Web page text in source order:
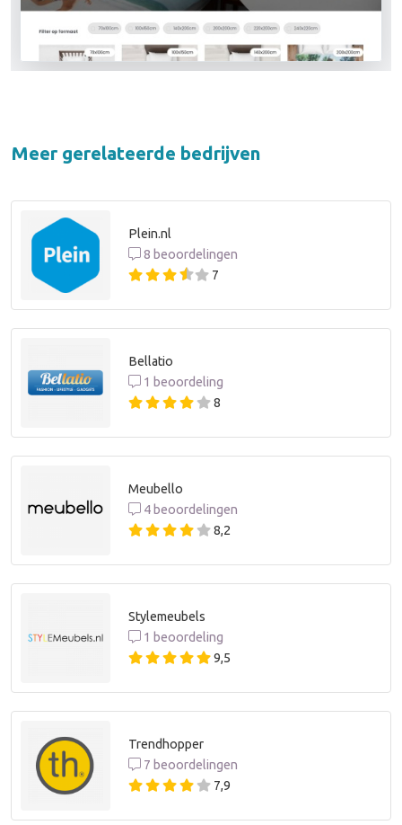
Meer gerelateerde bedrijven
Plein.nl
8 beoordelingen
7
Bellatio
1 beoordeling
8
Meubello
4 beoordelingen
8,2
Stylemeubels
1 beoordeling
9,5
Trendhopper
7 beoordelingen
7,9